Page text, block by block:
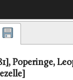
Poperinge,